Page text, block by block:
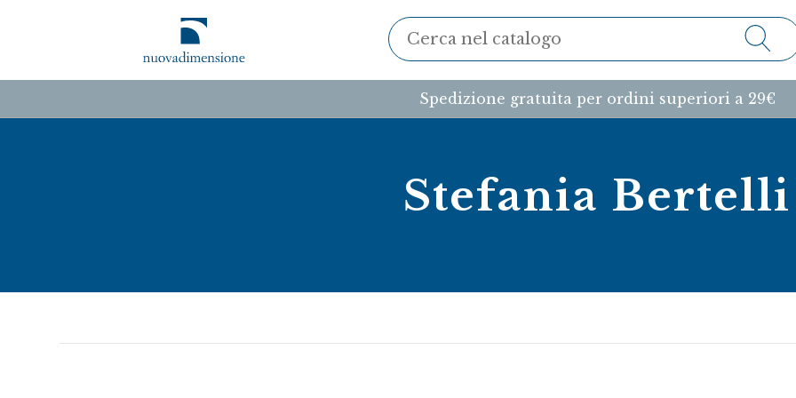
Spedizione gratuita per ordini superiori a 29€
Stefania Bertelli